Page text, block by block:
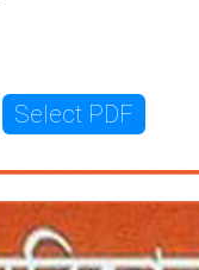
Select PDF